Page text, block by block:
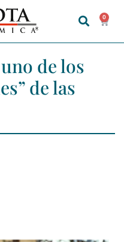
0
de los
de las